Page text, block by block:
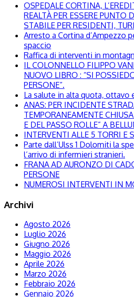
OSPEDALE CORTINA,
REALTÀ PER ESSERE PUNTO
STABILE PER RESIDENTI,
Arresto a Cortina d’Ampezzo
spaccio
Raffica di interventi in
IL COLONNELLO FILIPPO
NUOVO LIBRO : “SI
PERSONE”.
La salute in alta quota, ottavo
ANAS: PER INCIDENTE
TEMPORANEAMENTE
E DEL PASSO ROLLE” A
INTERVENTI ALLE 5 TORRI E
Parte dall’Ulss 1 Dolomiti la
l’arrivo di infermieri stranieri.
FRANA AD AURONZO DI
PERSONE
NUMEROSI INTERVENTI IN
Archivi
Agosto 2026
Luglio 2026
Giugno 2026
Maggio 2026
Aprile 2026
Marzo 2026
Febbraio 2026
Gennaio 2026